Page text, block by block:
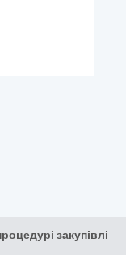
закупівлі